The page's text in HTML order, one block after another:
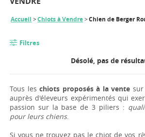
Accueil Chiots à Vendre Chien de Berger
Filtres
Désolé, pas de
Tous leschiots proposés à la vente
auprès d'éleveurs expérimentés qui
passion sur la base de 3 piliers :
pour leurs chiens.
Si vous ne trouvez pas le chiot de vos